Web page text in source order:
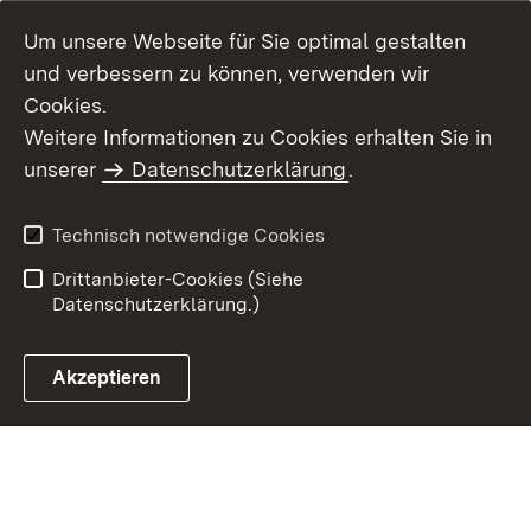
Um unsere Webseite für Sie optimal gestalten
und verbessern zu können, verwenden wir
Cookies.
Weitere Informationen zu Cookies erhalten Sie in
unserer
Datenschutzerklärung.
Technisch notwendige Cookies
Drittanbieter-Cookies (Siehe
Datenschutzerklärung.)
Akzeptieren